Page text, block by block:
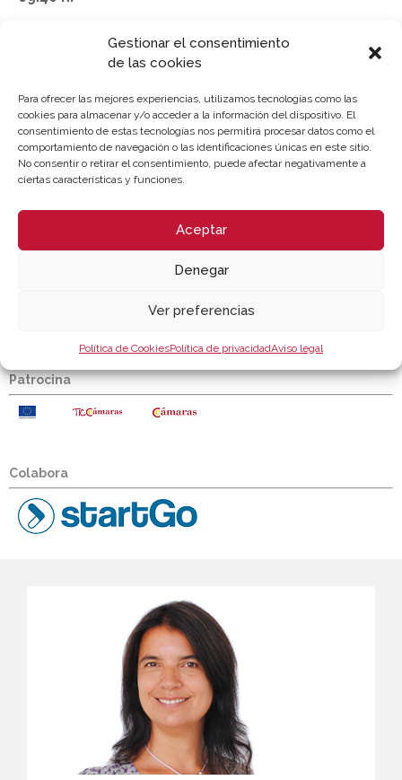
Gestionar el consentimiento
de las cookies
Para ofrecer las mejores experiencias, utilizamos tecnologías como las
cookies para almacenar y/o acceder a la información del dispositivo. El
consentimiento de estas tecnologías nos permitirá procesar datos como el
comportamiento de navegación o las identificaciones únicas en este sitio.
No consentir o retirar el consentimiento, puede afectar negativamente a
ciertas características y funciones.
Aceptar
Denegar
Ver preferencias
Política de CookiesPolítica de privacidadAviso legal
Coloquio, preguntas y clausura.
Modera: D. Javier Peinado / Connext .
LUGAR DE CELEBRACIÓN
Webinar - Cámara Valencia | Sesión Online
Descargar programa
Patrocina
Colabora